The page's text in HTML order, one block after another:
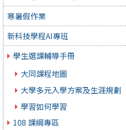
寒暑假作業
新科技學程AI專班
學生選課輔導手冊
大同課程地圖
大學多元入學方案及生涯規劃
學習如何學習
108 課綱專區